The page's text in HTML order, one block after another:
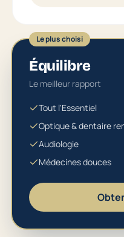
Le plus choisi
Équilibre
Le meilleur rapport
Tout l'Essentiel
Optique & dentaire
Audiologie
Médecines douces